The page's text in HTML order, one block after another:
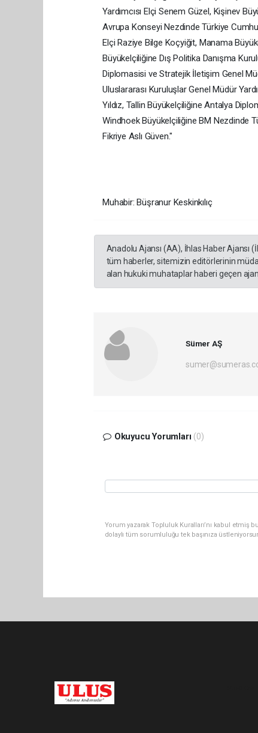
Yardımcısı Elçi Senem Güzel, Kişinev
Avrupa Konseyi Nezdinde Türkiye
Elçi Raziye Bilge Koçyiğit, Manama
Büyükelçiliğine Dış Politika Danışma
Diplomasisi ve Stratejik İletişim Genel
Uluslararası Kuruluşlar Genel Müdür
Yıldız, Tallin Büyükelçiliğine Antalya
Windhoek Büyükelçiliğine BM Nezdinde
Fikriye Aslı Güven."
Muhabir: Büşranur Keskinkılıç
Anadolu Ajansı (AA), İhlas Haber Ajansı
tüm haberler, sitemizin editörlerinin
alan hukuki muhataplar haberi geçen
Sümer AŞ
Okuyucu Yorumları (0)
Yorum yazarak Topluluk Kuralları’nı kabul etmiş
dolaylı tüm sorumluluğu tek başınıza